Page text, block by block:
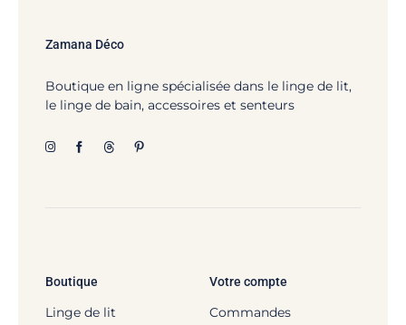
Zamana Déco
Boutique en ligne spécialisée dans le linge de lit,
le linge de bain, accessoires et senteurs
Boutique
Linge de lit
Votre compte
Commandes